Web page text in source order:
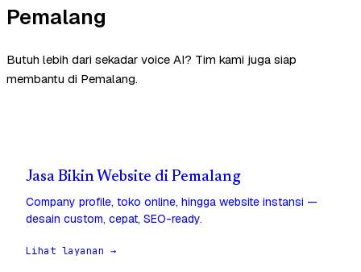
Pemalang
Butuh lebih dari sekadar voice AI? Tim kami juga siap
membantu di Pemalang.
Jasa Bikin Website di Pemalang
Company profile, toko online, hingga website instansi —
desain custom, cepat, SEO-ready.
Lihat layanan →